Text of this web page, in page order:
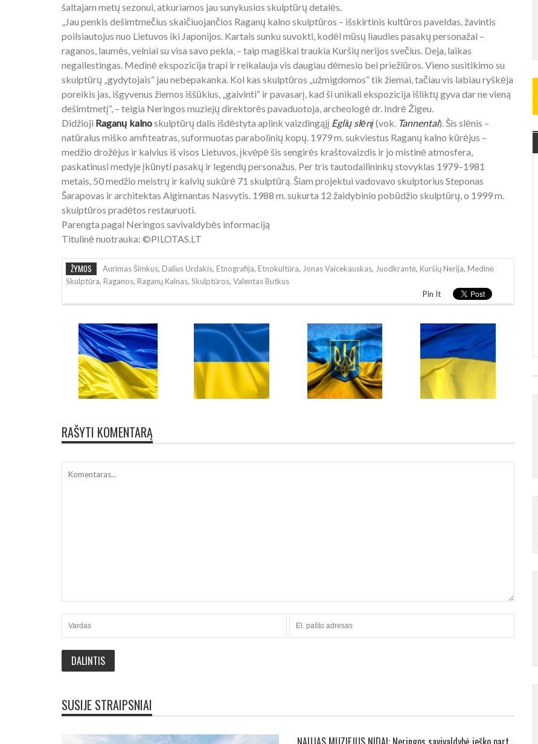
šaltajam metų sezonui, atkuriamos jau sunykusios skulptūrų detalės.
„Jau penkis dešimtmečius skaičiuojančios Raganų kalno skulptūros – išskirtinis kultūros paveldas, žavintis
poilsiautojus nuo Lietuvos iki Japonijos. Kartais sunku suvokti, kodėl mūsų liaudies pasakų personažai –
raganos, laumės, velniai su visa savo pekla, – taip magiškai traukia Kuršių nerijos svečius. Deja, laikas
negailestingas. Medinė ekspozicija trapi ir reikalauja vis daugiau dėmesio bei priežiūros. Vieno susitikimo su
skulptūrų „gydytojais“ jau nebepakanka. Kol kas skulptūros „užmigdomos“ tik žiemai, tačiau vis labiau ryškėja
poreikis jas, išgyvenus žiemos iššūkius, „gaivinti“ ir pavasarį, kad ši unikali ekspozicija išliktų gyva dar ne vieną
dešimtmetį“, – teigia Neringos muziejų direktorės pavaduotoja, archeologė dr. Indrė Žigeu.
Didžioji Raganų kalnoskulptūrų dalis išdėstyta aplink vaizdingąjį Eglių slėnį(vok. Tannental). Šis slėnis –
natūralus miško amfiteatras, suformuotas parabolinių kopų. 1979 m. sukviestus Raganų kalno kūrėjus –
medžio drožėjus ir kalvius iš visos Lietuvos, įkvėpė šis sengirės kraštovaizdis ir jo mistinė atmosfera,
paskatinusi medyje įkūnyti pasakų ir legendų personažus. Per tris tautodailininkų stovyklas 1979–1981
metais, 50 medžio meistrų ir kalvių sukūrė 71 skulptūrą. Šiam projektui vadovavo skulptorius Steponas
Šarapovas ir architektas Algimantas Nasvytis. 1988 m. sukurta 12 žaidybinio pobūdžio skulptūrų, o 1999 m.
skulptūros pradėtos restauruoti.
Parengta pagal Neringos savivaldybės informaciją
Titulinė nuotrauka: ©PILOTAS.LT
ŽYMOS Aurimas Šimkus, Dalius Urdakis, Etnografija, Etnokultūra, Jonas Vaicekauskas, Juodkrantė, Kuršių Nerija, Medinė
Skulptūra, Raganos, Raganų Kalnas, Skulptūros, Valentas Butkus
Pin It
RAŠYTI KOMENTARĄ
SUSIJE STRAIPSNIAI